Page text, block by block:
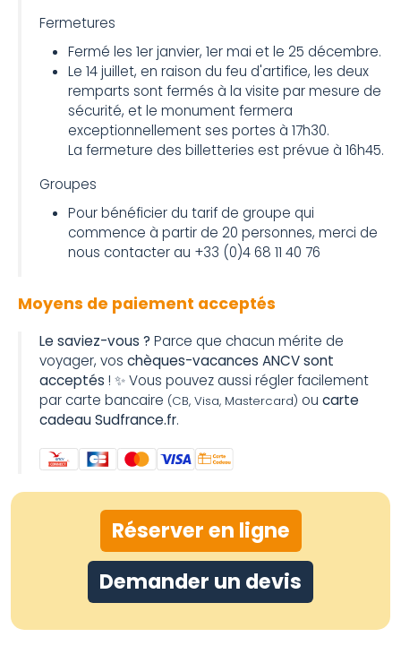
Fermetures
Fermé les 1er janvier, 1er mai et le 25 décembre.
Le 14 juillet, en raison du feu d'artifice, les deux
remparts sont fermés à la visite par mesure de
sécurité, et le monument fermera
exceptionnellement ses portes à 17h30.
La fermeture des billetteries est prévue à 16h45.
Groupes
Pour bénéficier du tarif de groupe qui
commence à partir de 20 personnes, merci de
nous contacter au +33 (0)4 68 11 40 76
Moyens de paiement acceptés
Le saviez-vous ? Parce que chacun mérite de
voyager, voschèques-vacances ANCV sont
acceptés ! ✨ Vous pouvez aussi régler facilement
par carte bancaire (CB, Visa, Mastercard) oucarte
cadeau Sudfrance.fr.
Réserver en ligne
Demander un devis